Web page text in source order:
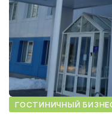
ГОСТИНИЧНЫЙ